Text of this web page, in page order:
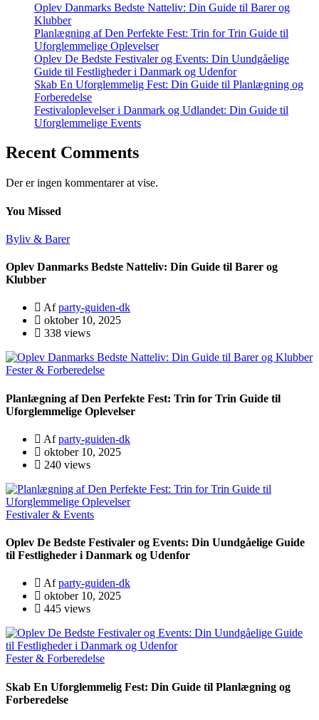
Oplev Danmarks Bedste Natteliv: Din Guide til Barer og
Klubber
Planlægning af Den Perfekte Fest: Trin for Trin Guide til
Uforglemmelige Oplevelser
Oplev De Bedste Festivaler og Events: Din Uundgåelige
Guide til Festligheder i Danmark og Udenfor
Skab En Uforglemmelig Fest: Din Guide til Planlægning og
Forberedelse
Festivaloplevelser i Danmark og Udlandet: Din Guide til
Uforglemmelige Events
Recent Comments
Der er ingen kommentarer at vise.
You Missed
Byliv & Barer
Oplev Danmarks Bedste Natteliv: Din Guide til Barer og
Klubber
Afparty-guiden-dk
oktober 10, 2025
338 views
Fester & Forberedelse
Planlægning af Den Perfekte Fest: Trin for Trin Guide til
Uforglemmelige Oplevelser
Afparty-guiden-dk
oktober 10, 2025
240 views
Festivaler & Events
Oplev De Bedste Festivaler og Events: Din Uundgåelige Guide
til Festligheder i Danmark og Udenfor
Afparty-guiden-dk
oktober 10, 2025
445 views
Fester & Forberedelse
Skab En Uforglemmelig Fest: Din Guide til Planlægning og
Forberedelse